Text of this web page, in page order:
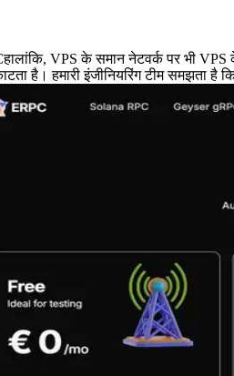
VPS के समान नेटवर्क पर भी
है। हमारी इंजीनियरिंग टीम